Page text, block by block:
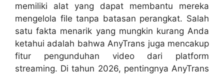
memiliki alat yang dapat membantu mereka
mengelola file tanpa batasan perangkat. Salah
satu fakta menarik yang mungkin kurang Anda
ketahui adalah bahwa AnyTrans juga mencakup
fitur pengunduhan video dari platform
streaming. Di tahun 2026, pentingnya AnyTrans